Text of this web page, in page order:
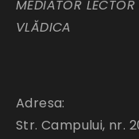
MEDIATOR
VLĂDICA
Adresa:
Str. Campului, nr.